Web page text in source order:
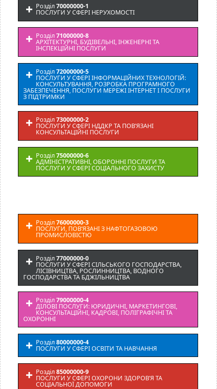
Розділ70000000-1
ПОСЛУГИ У СФЕРІ НЕРУХОМОСТІ
Розділ71000000-8
АРХІТЕКТУРНІ, БУДІВЕЛЬНІ, ІНЖЕНЕРНІ ТА
ІНСПЕКЦІЙНІ ПОСЛУГИ
Розділ72000000-5
ПОСЛУГИ У СФЕРІ ІНФОРМАЦІЙНИХ ТЕХНОЛОГІЙ:
КОНСУЛЬТУВАННЯ, РОЗРОБКА ПРОГРАМНОГО
ЗАБЕЗПЕЧЕННЯ, ПОСЛУГИ МЕРЕЖІ ІНТЕРНЕТ І ПОСЛУГИ
З ПІДТРИМКИ
Розділ73000000-2
ПОСЛУГИ У СФЕРІ НДДКР ТА ПОВ’ЯЗАНІ
КОНСУЛЬТАЦІЙНІ ПОСЛУГИ
Розділ75000000-6
АДМІНІСТРАТИВНІ, ОБОРОННІ ПОСЛУГИ ТА
ПОСЛУГИ У СФЕРІ СОЦІАЛЬНОГО ЗАХИСТУ
Розділ76000000-3
ПОСЛУГИ, ПОВ’ЯЗАНІ З НАФТОГАЗОВОЮ
ПРОМИСЛОВІСТЮ
Розділ77000000-0
ПОСЛУГИ У СФЕРІ СІЛЬСЬКОГО ГОСПОДАРСТВА,
ЛІСІВНИЦТВА, РОСЛИННИЦТВА, ВОДНОГО
ГОСПОДАРСТВА ТА БДЖІЛЬНИЦТВА
Розділ79000000-4
ДІЛОВІ ПОСЛУГИ: ЮРИДИЧНІ, МАРКЕТИНГОВІ,
КОНСУЛЬТАЦІЙНІ, КАДРОВІ, ПОЛІГРАФІЧНІ ТА
ОХОРОННІ
Розділ80000000-4
ПОСЛУГИ У СФЕРІ ОСВІТИ ТА НАВЧАННЯ
Розділ85000000-9
ПОСЛУГИ У СФЕРІ ОХОРОНИ ЗДОРОВ’Я ТА
СОЦІАЛЬНОЇ ДОПОМОГИ